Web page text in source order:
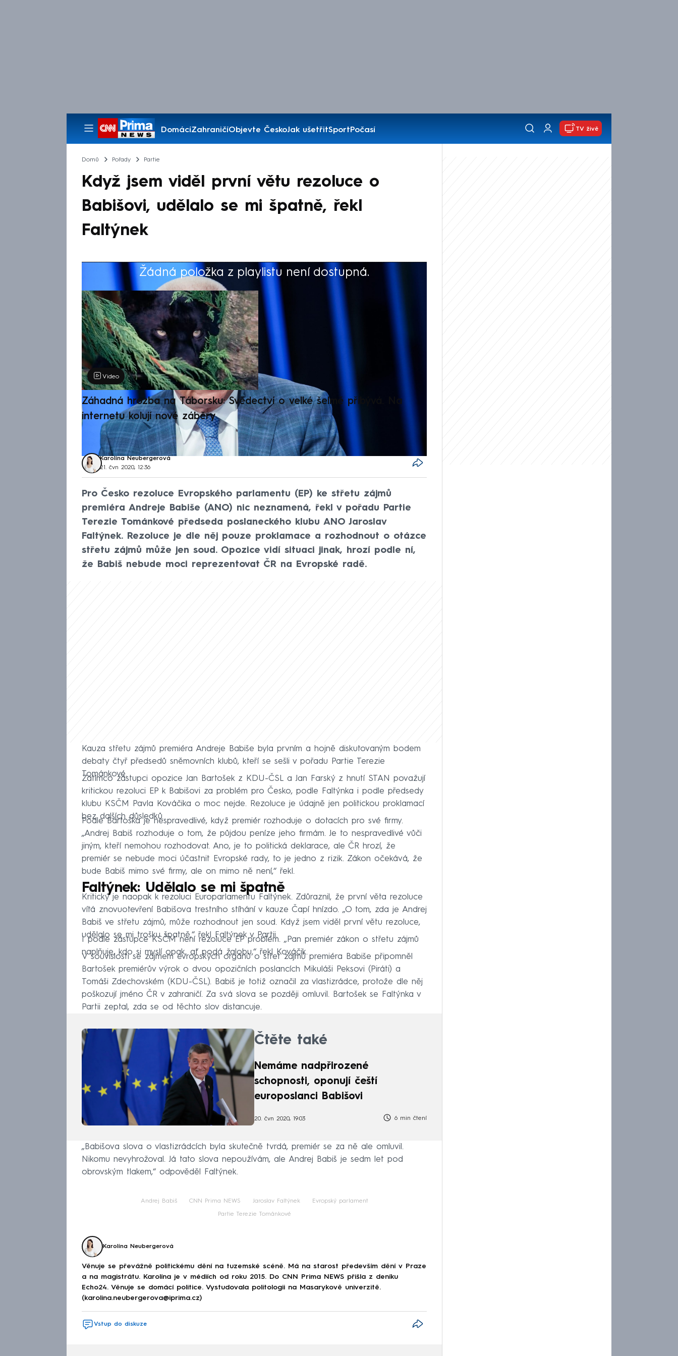
DomácíZahraničíObjevte ČeskoJak ušetřitSportPočasí
Pořady
TV živě
Domů Pořady Partie
Když jsem viděl první větu rezoluce o
Babišovi, udělalo se mi špatně, řekl
Faltýnek
Žádná položka z playlistu není dostupná.
Výběr redakce
Video
Záhadná hrozba na Táborsku: Svědectví o velké šelmě přibývá. Na
internetu kolují nové záběry
Karolína Neubergerová
21. čvn 2020, 12:36
Pro Česko rezoluce Evropského parlamentu (EP) ke střetu zájmů
premiéra Andreje Babiše (ANO) nic neznamená, řekl v pořadu Partie
Terezie Tománkové předseda poslaneckého klubu ANO Jaroslav
Faltýnek. Rezoluce je dle něj pouze proklamace a rozhodnout o otázce
střetu zájmů může jen soud. Opozice vidí situaci jinak, hrozí podle ní,
že Babiš nebude moci reprezentovat ČR na Evropské radě.
Kauza střetu zájmů premiéra Andreje Babiše byla prvním a hojně diskutovaným bodem
debaty čtyř předsedů sněmovních klubů, kteří se sešli v pořadu Partie Terezie
Tománkové.
Zatímco zástupci opozice Jan Bartošek z KDU-ČSL a Jan Farský z hnutí STAN považují
kritickou rezoluci EP k Babišovi za problém pro Česko, podle Faltýnka i podle předsedy
klubu KSČM Pavla Kováčika o moc nejde. Rezoluce je údajně jen politickou proklamací
bez dalších důsledků.
Podle Bartoška je nespravedlivé, když premiér rozhoduje o dotacích pro své firmy.
„Andrej Babiš rozhoduje o tom, že půjdou peníze jeho firmám. Je to nespravedlivé vůči
jiným, kteří nemohou rozhodovat. Ano, je to politická deklarace, ale ČR hrozí, že
premiér se nebude moci účastnit Evropské rady, to je jedno z rizik. Zákon očekává, že
bude Babiš mimo své firmy, ale on mimo ně není,“ řekl.
Faltýnek: Udělalo se mi špatně
Kritický je naopak k rezoluci Europarlamentu Faltýnek. Zdůraznil, že první věta rezoluce
vítá znovuotevření Babišova trestního stíhání v kauze Čapí hnízdo. „O tom, zda je Andrej
Babiš ve střetu zájmů, může rozhodnout jen soud. Když jsem viděl první větu rezoluce,
udělalo se mi trošku špatně,“ řekl Faltýnek v Partii.
I podle zástupce KSČM není rezoluce EP problém. „Pan premiér zákon o střetu zájmů
naplňuje, kdo si myslí opak, ať podá žalobu,“ řekl Kováčik.
V souvislosti se zájmem evropských orgánů o střet zájmů premiéra Babiše připomněl
Bartošek premiérův výrok o dvou opozičních poslancích Mikuláši Peksovi (Piráti) a
Tomáši Zdechovském (KDU-ČSL). Babiš je totiž označil za vlastizrádce, protože dle něj
poškozují jméno ČR v zahraničí. Za svá slova se později omluvil. Bartošek se Faltýnka v
Partii zeptal, zda se od těchto slov distancuje.
Čtěte také
Nemáme nadpřirozené
schopnosti, oponují čeští
europoslanci Babišovi
20. čvn 2020, 19:03 6 min čtení
„Babišova slova o vlastizrádcích byla skutečně tvrdá, premiér se za ně ale omluvil.
Nikomu nevyhrožoval. Já tato slova nepoužívám, ale Andrej Babiš je sedm let pod
obrovským tlakem,“ odpověděl Faltýnek.
Andrej Babiš CNN Prima NEWS Jaroslav Faltýnek Evropský parlament
Partie Terezie Tománkové
Karolína Neubergerová
Věnuje se převážně politickému dění na tuzemské scéně. Má na starost především dění v Praze
a na magistrátu. Karolína je v médiích od roku 2015. Do CNN Prima NEWS přišla z deníku
Echo24. Věnuje se domácí politice. Vystudovala politologii na Masarykově univerzitě.
(karolina.neubergerova@iprima.cz)
Vstup do diskuze